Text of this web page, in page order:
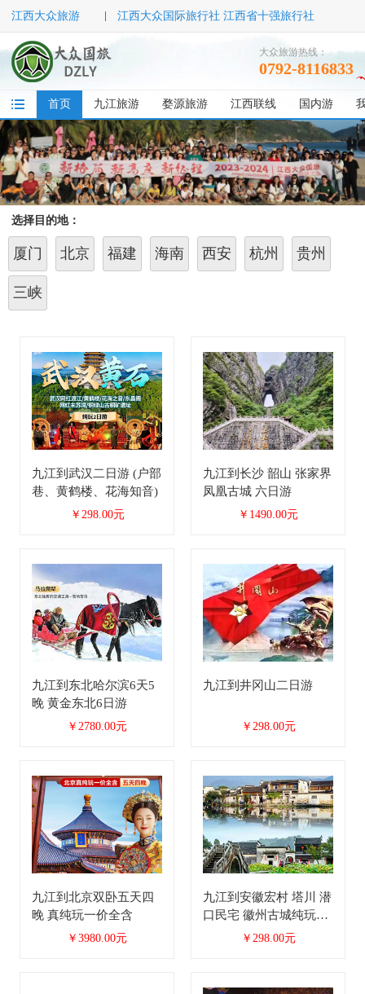
江西大众旅游 江西大众国际旅行社 江西省十强旅行社
大众旅游热线：
0792-8116833
首页 九江旅游 婺源旅游 江西联线 国内游
选择目的地：
厦门 北京 福建 海南 西安 杭州 贵州
三峡
九江到武汉二日游 (户部
巷、黄鹤楼、花海知音)
￥298.00元
九江到长沙 韶山 张家界
凤凰古城 六日游
￥1490.00元
九江到东北哈尔滨6天5
晚 黄金东北6日游
￥2780.00元
九江到井冈山二日游
￥298.00元
九江到北京双卧五天四
晚 真纯玩一价全含
￥3980.00元
九江到安徽宏村 塔川 潜
口民宅 徽州古城纯玩二
￥298.00元